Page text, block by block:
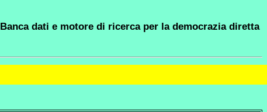
Banca dati e motore di ricerca per la democrazia diretta